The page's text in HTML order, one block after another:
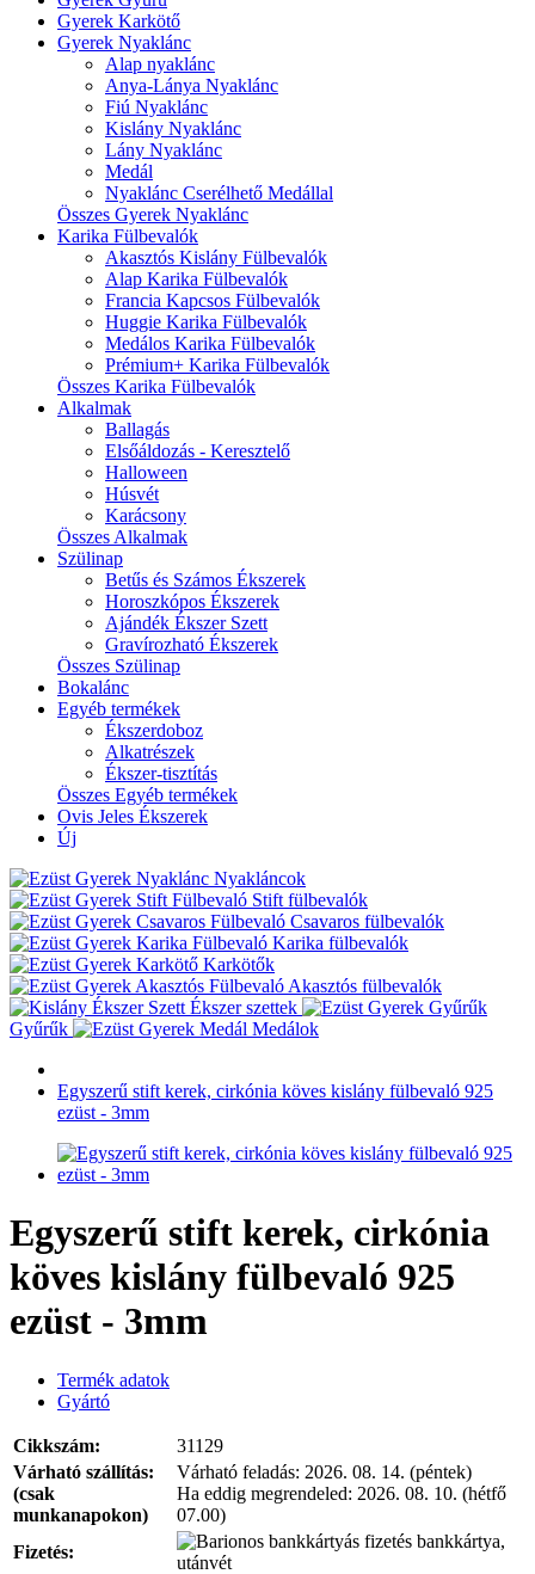
Gyerek Karkötő
Gyerek Nyaklánc
Alap nyaklánc
Anya-Lánya Nyaklánc
Fiú Nyaklánc
Kislány Nyaklánc
Lány Nyaklánc
Medál
Nyaklánc Cserélhető Medállal
Összes Gyerek Nyaklánc
Karika Fülbevalók
Akasztós Kislány Fülbevalók
Alap Karika Fülbevalók
Francia Kapcsos Fülbevalók
Huggie Karika Fülbevalók
Medálos Karika Fülbevalók
Prémium+ Karika Fülbevalók
Összes Karika Fülbevalók
Alkalmak
Ballagás
Elsőáldozás - Keresztelő
Halloween
Húsvét
Karácsony
Összes Alkalmak
Szülinap
Betűs és Számos Ékszerek
Horoszkópos Ékszerek
Ajándék Ékszer Szett
Gravírozható Ékszerek
Összes Szülinap
Bokalánc
Egyéb termékek
Ékszerdoboz
Alkatrészek
Ékszer-tisztítás
Összes Egyéb termékek
Ovis Jeles Ékszerek
Új
Nyakláncok
Stift fülbevalók
Csavaros fülbevalók
Karika fülbevalók
Karkötők
Akasztós fülbevalók
Ékszer szettek
Gyűrűk
Medálok
Egyszerű stift kerek, cirkónia köves kislány fülbevaló 925
ezüst - 3mm
Egyszerű stift kerek, cirkónia
köves kislány fülbevaló 925
ezüst - 3mm
Termék adatok
Gyártó
Cikkszám:
31129
Várható szállítás:
(csak
munkanapokon)
Várható feladás: 2026. 08. 14. (péntek)
Ha eddig megrendeled: 2026. 08. 10. (hétfő
07.00)
Fizetés:
bankkártya,
utánvét